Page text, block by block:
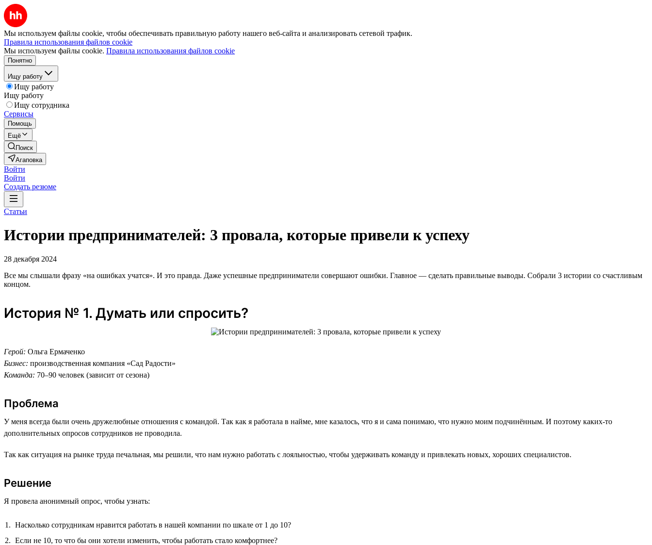
Мы используем файлы cookie, чтобы обеспечивать правильную работу нашего веб-сайта и анализировать сетевой трафик.
Правила использования файлов cookie
Мы используем файлы cookie. Правила использования файлов cookie
Понятно
Ищу работу
Ищу работу
Ищу работу
Ищу сотрудника
Сервисы
Помощь
Ещё
Поиск
Агаповка
Войти
Войти
Создать резюме
Статьи
Истории предпринимателей: 3 провала, которые привели к успеху
28 декабря 2024
Все мы слышали фразу «на ошибках учатся». И это правда. Даже успешные предприниматели совершают ошибки. Главное — сделать правильные выводы. Собрали 3 истории со счастливым
концом.
История № 1. Думать или спросить?
Герой: Ольга Ермаченко
Бизнес: производственная компания «Сад Радости»
Команда: 70–90 человек (зависит от сезона)
Проблема
У меня всегда были очень дружелюбные отношения с командой. Так как я работала в найме, мне казалось, что я и сама понимаю, что нужно моим подчинённым. И поэтому каких-то
дополнительных опросов сотрудников не проводила.
Так как ситуация на рынке труда печальная, мы решили, что нам нужно работать с лояльностью, чтобы удерживать команду и привлекать новых, хороших специалистов.
Решение
Я провела анонимный опрос, чтобы узнать:
Насколько сотрудникам нравится работать в нашей компании по шкале от 1 до 10?
Если не 10, то что бы они хотели изменить, чтобы работать стало комфортнее?